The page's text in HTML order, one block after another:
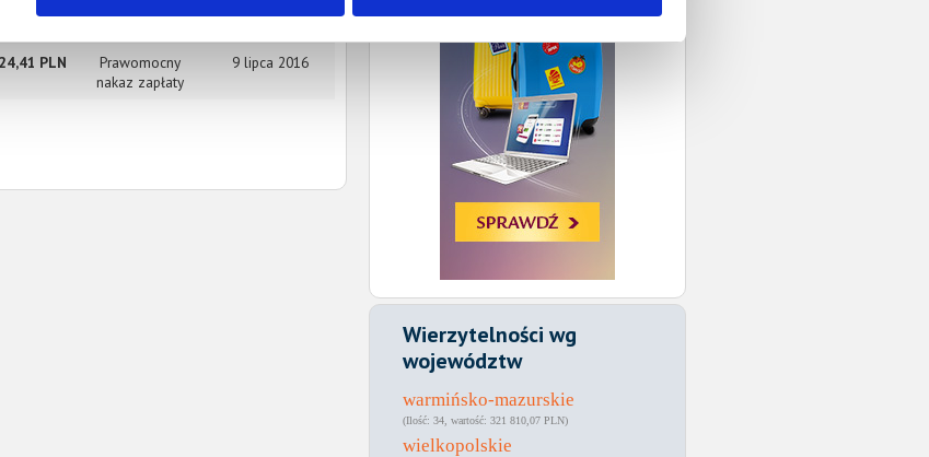
PLN
Prawomocny
nakaz zapłaty
9 lipca 2016
Wierzytelności wg
województw
warmińsko-mazurskie
34 321 810,07 PLN
wielkopolskie